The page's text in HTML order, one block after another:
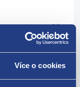
Více o cookies